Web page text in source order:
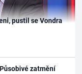
pustil se Vondra
zatmění